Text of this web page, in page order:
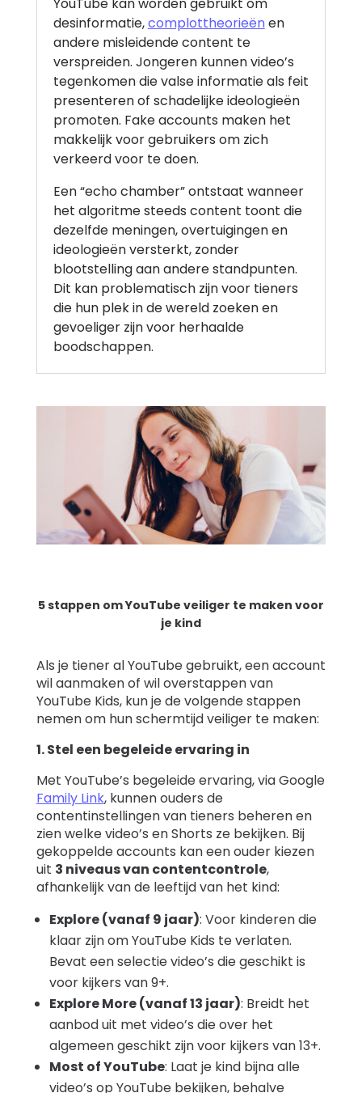
YouTube kan worden gebruikt om
desinformatie,complottheorieën en
andere misleidende content te
verspreiden. Jongeren kunnen video’s
tegenkomen die valse informatie als feit
presenteren of schadelijke ideologieën
promoten. Fake accounts maken het
makkelijk voor gebruikers om zich
verkeerd voor te doen.
Een “echo chamber” ontstaat wanneer
het algoritme steeds content toont die
dezelfde meningen, overtuigingen en
ideologieën versterkt, zonder
blootstelling aan andere standpunten.
Dit kan problematisch zijn voor tieners
die hun plek in de wereld zoeken en
gevoeliger zijn voor herhaalde
boodschappen.
5 stappen om YouTube veiliger te maken voor
je kind
Als je tiener al YouTube gebruikt, een account
wil aanmaken of wil overstappen van
YouTube Kids, kun je de volgende stappen
nemen om hun schermtijd veiliger te maken:
1. Stel een begeleide ervaring in
Met YouTube’s begeleide ervaring, via Google
Family Link, kunnen ouders de
contentinstellingen van tieners beheren en
zien welke video’s en Shorts ze bekijken. Bij
gekoppelde accounts kan een ouder kiezen
uit 3 niveaus van contentcontrole,
afhankelijk van de leeftijd van het kind:
Explore (vanaf 9 jaar): Voor kinderen die
klaar zijn om YouTube Kids te verlaten.
Bevat een selectie video’s die geschikt is
voor kijkers van 9+.
Explore More (vanaf 13 jaar): Breidt het
aanbod uit met video’s die over het
algemeen geschikt zijn voor kijkers van 13+.
Most of YouTube: Laat je kind bijna alle
video’s op YouTube bekijken, behalve